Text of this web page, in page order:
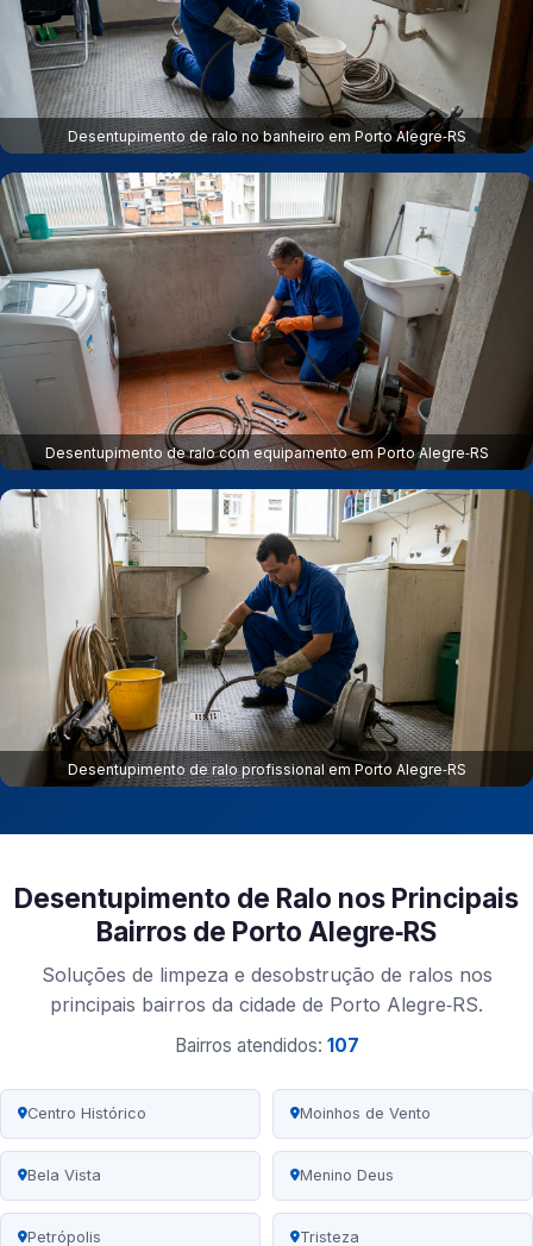
Desentupimento de ralo no banheiro em Porto Alegre‑RS
Desentupimento de ralo com equipamento em Porto Alegre‑RS
Desentupimento de ralo profissional em Porto Alegre‑RS
Desentupimento de Ralo nos Principais
Bairros de Porto Alegre‑RS
Soluções de limpeza e desobstrução de ralos nos
principais bairros da cidade de Porto Alegre‑RS.
Bairros atendidos: 107
Centro Histórico Moinhos de Vento
Bela Vista Menino Deus
Petrópolis Tristeza